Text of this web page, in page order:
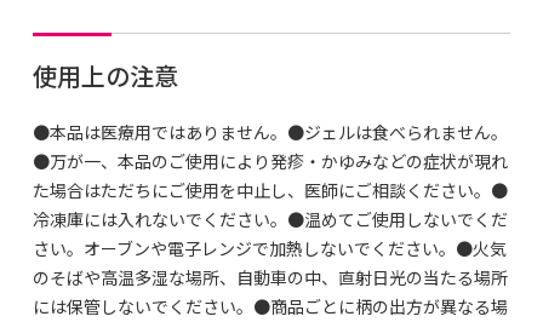
使用上の注意
●本品は医療用ではありません。●ジェルは食べられません。
●万が一、本品のご使用により発疹・かゆみなどの症状が現れ
た場合はただちにご使用を中止し、医師にご相談ください。●
冷凍庫には入れないでください。●温めてご使用しないでくだ
さい。オーブンや電子レンジで加熱しないでください。●火気
のそばや高温多湿な場所、自動車の中、直射日光の当たる場所
には保管しないでください。●商品ごとに柄の出方が異なる場